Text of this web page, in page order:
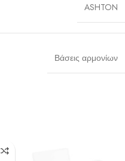
ASHTON
Βάσεις αρμονίων